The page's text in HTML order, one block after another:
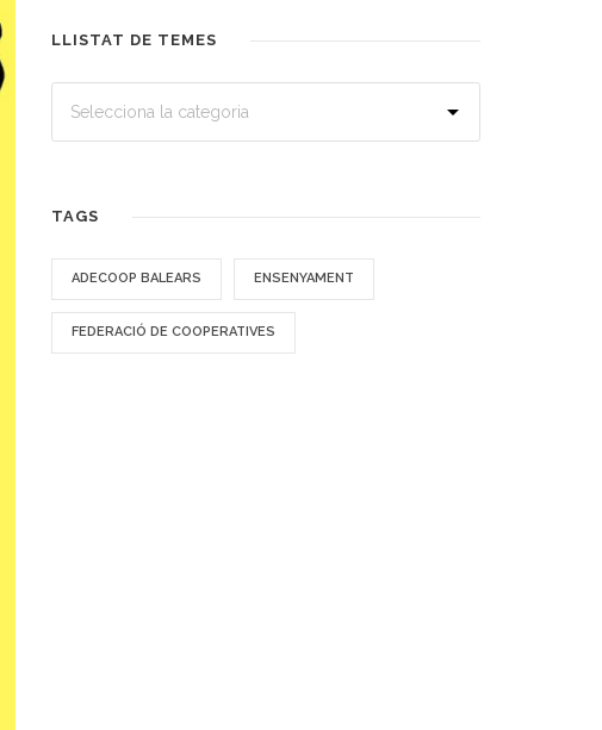
LLISTAT DE TEMES
TAGS
ADECOOP BALEARS ENSENYAMENT
FEDERACIÓ DE COOPERATIVES